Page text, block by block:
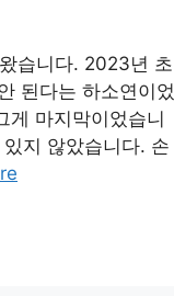
습니다. 2023년 초
된다는 하소연이었
게 마지막이었습니
지 않았습니다. 손